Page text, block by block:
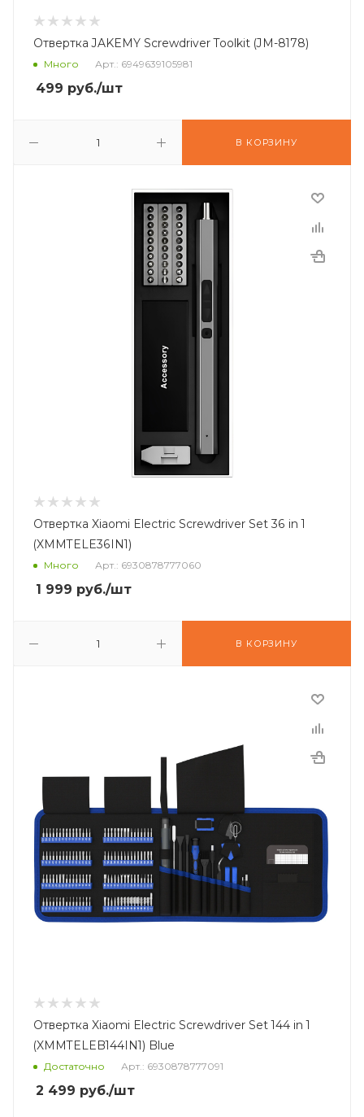
Отвертка JAKEMY Screwdriver Toolkit (JM-8178)
Много Арт.: 6949639105981
499 руб./шт
В КОРЗИНУ
Отвертка Xiaomi Electric Screwdriver Set 36 in 1
(XMMTELE36IN1)
Много Арт.: 6930878777060
1 999 руб./шт
В КОРЗИНУ
Отвертка Xiaomi Electric Screwdriver Set 144 in 1
(XMMTELEB144IN1) Blue
Достаточно Арт.: 6930878777091
2 499 руб./шт